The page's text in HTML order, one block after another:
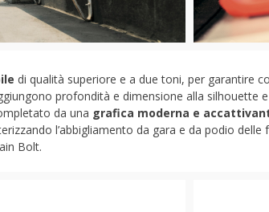
di qualità superiore e a due toni, per garantire
profondità e dimensione alla silhouette
da una grafica moderna e
l’abbigliamento da gara e da podio
Bolt.